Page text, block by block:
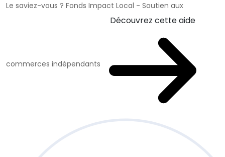
Le saviez-vous ? Fonds Impact Local - Soutien aux
commerces indépendants
Découvrez cette aide